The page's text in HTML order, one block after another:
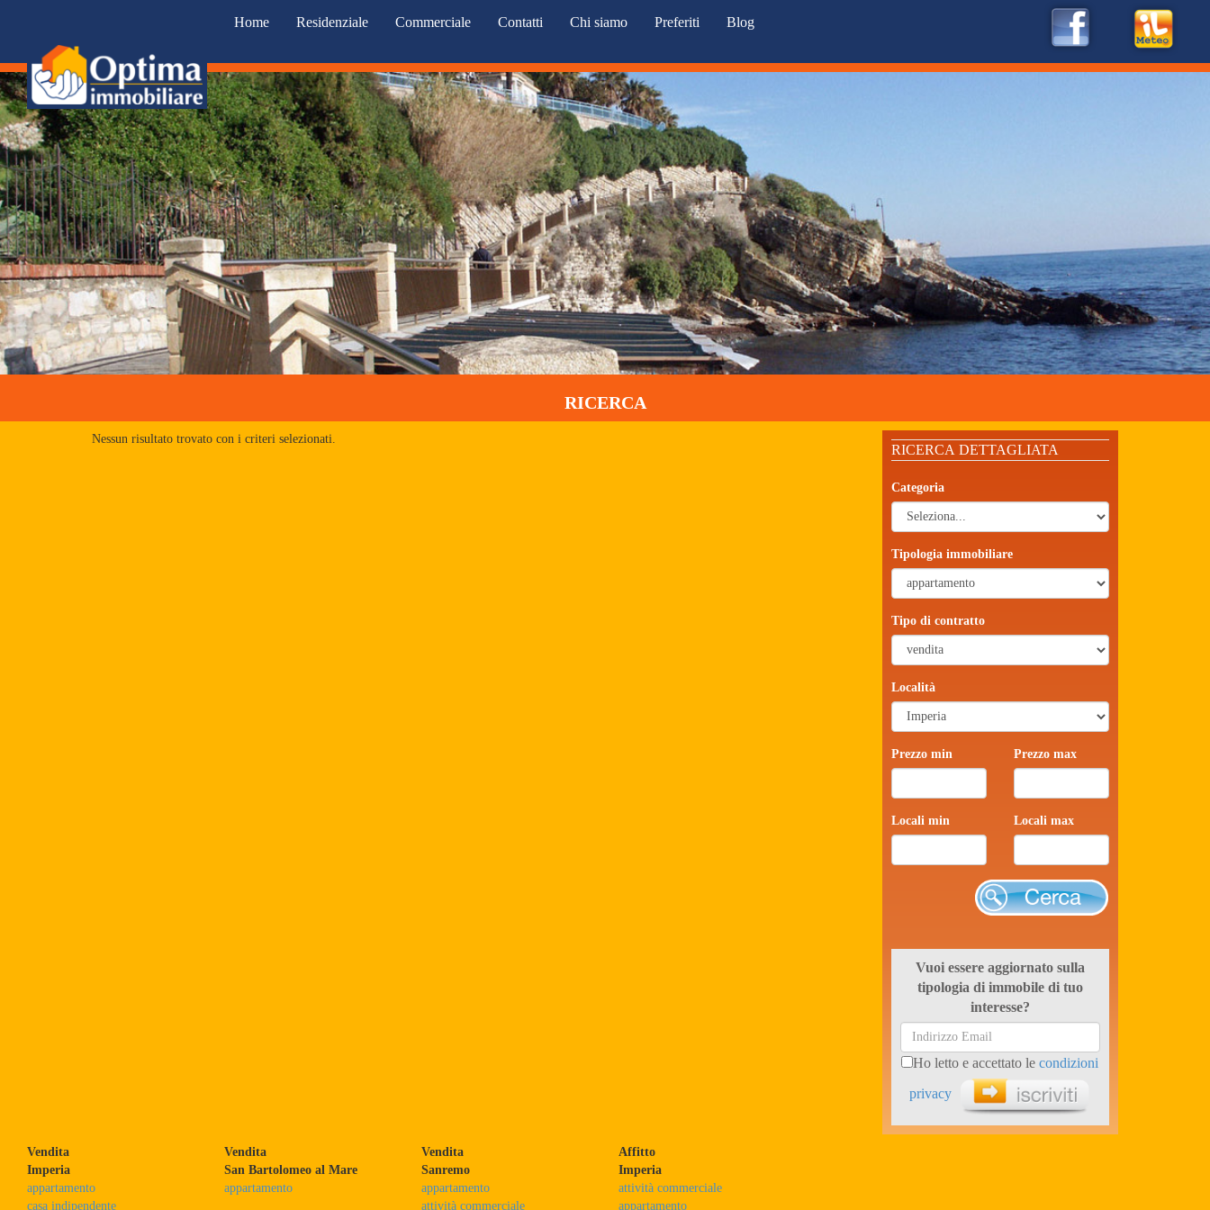
Home Residenziale Commerciale Contatti Chi siamo Preferiti Blog
RICERCA
Nessun risultato trovato con i criteri selezionati.
RICERCA DETTAGLIATA
Categoria
Tipologia immobiliare
Tipo di contratto
Località
Prezzo min Prezzo max
Locali min Locali max
Cerca
Vuoi essere aggiornato sulla
tipologia di immobile di tuo
interesse?
Ho letto e accettato lecondizioni
privacy
Iscriviti ora
Vendita
Imperia
appartamento
casa indipendente
Vendita
San Bartolomeo al Mare
appartamento
Vendita
Sanremo
appartamento
attività commerciale
Affitto
Imperia
attività commerciale
appartamento